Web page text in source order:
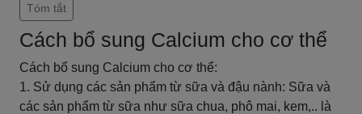
Tóm tắt
Cách bổ sung Calcium cho cơ thể
Cách bổ sung Calcium cho cơ thể:
1. Sử dụng các sản phẩm từ sữa và đậu nành: Sữa và
các sản phẩm từ sữa như sữa chua, phô mai, kem,.. là